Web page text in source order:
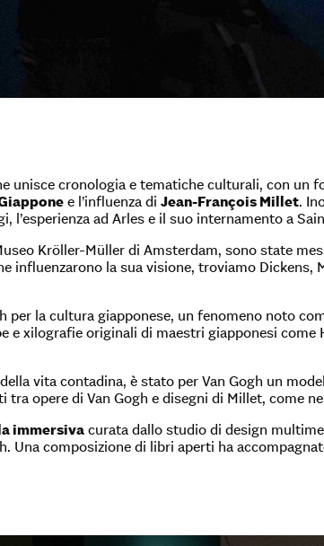
unisce cronologia e tematiche culturali, con
e l’influenza di Jean-François Millet.
l’esperienza ad Arles e il suo internamento a
Kröller-Müller di Amsterdam, sono state
influenzarono la sua visione, troviamo
per la cultura giapponese, un fenomeno noto
e xilografie originali di maestri giapponesi
vita contadina, è stato per Van Gogh un
opere di Van Gogh e disegni di Millet, come ne
immersiva curata dallo studio di design
Una composizione di libri aperti ha